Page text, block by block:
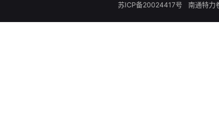
苏ICP备20024417号 南通特力